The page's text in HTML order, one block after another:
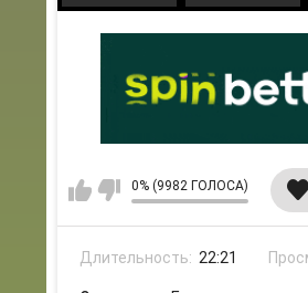
0% (9982 ГОЛОСА)
Длительность: 22:21